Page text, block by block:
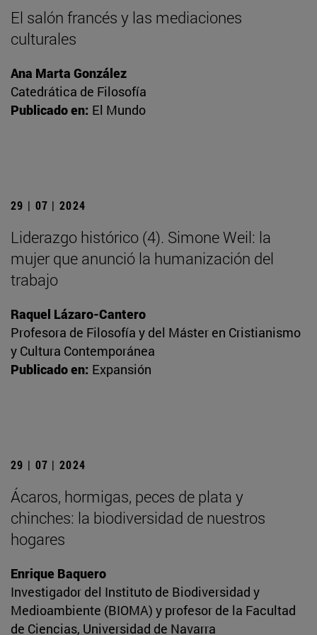
El salón francés y las mediaciones
culturales
Ana Marta González
Catedrática de Filosofía
Publicado en: El Mundo
29 | 07 | 2024
Liderazgo histórico (4). Simone Weil: la
mujer que anunció la humanización del
trabajo
Raquel Lázaro-Cantero
Profesora de Filosofía y del Máster en Cristianismo
y Cultura Contemporánea
Publicado en: Expansión
29 | 07 | 2024
Ácaros, hormigas, peces de plata y
chinches: la biodiversidad de nuestros
hogares
Enrique Baquero
Investigador del Instituto de Biodiversidad y
Medioambiente (BIOMA) y profesor de la Facultad
de Ciencias, Universidad de Navarra